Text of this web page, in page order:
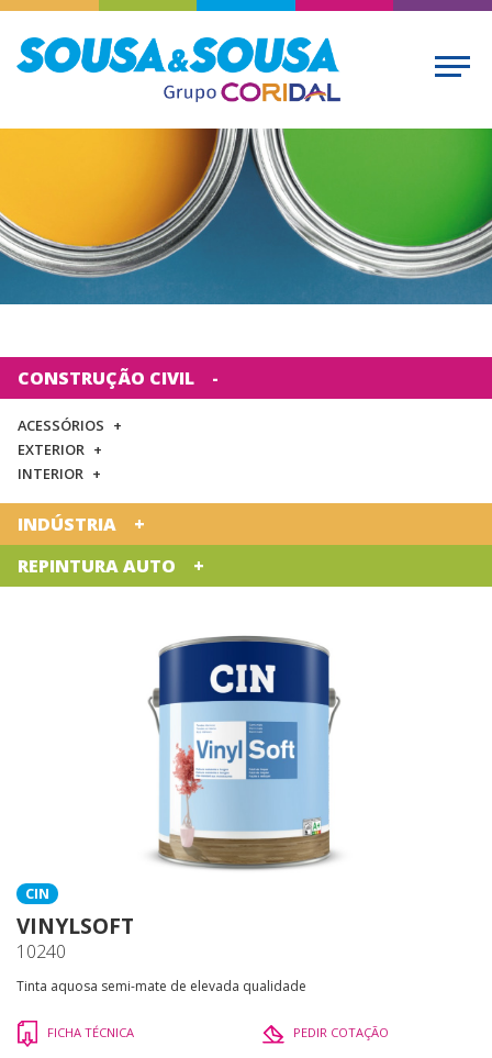
CONSTRUÇÃO CIVIL
ACESSÓRIOS
EXTERIOR
INTERIOR
INDÚSTRIA
REPINTURA AUTO
CIN
VINYLSOFT
10240
Tinta aquosa semi-mate de elevada qualidade
FICHA TÉCNICA PEDIR COTAÇÃO